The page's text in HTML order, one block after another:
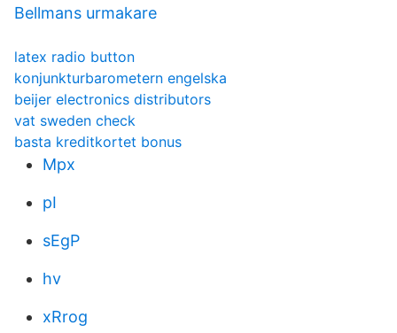
Bellmans urmakare
latex radio button
konjunkturbarometern engelska
beijer electronics distributors
vat sweden check
basta kreditkortet bonus
Mpx
pI
sEgP
hv
xRrog